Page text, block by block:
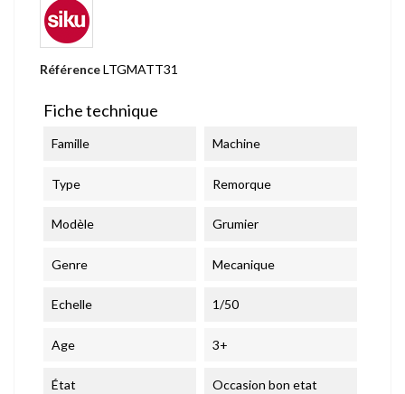
RéférenceLTGMATT31
Fiche technique
Famille Machine
Type Remorque
Modèle Grumier
Genre Mecanique
Echelle 1/50
Age 3+
État
Occasion bon etat